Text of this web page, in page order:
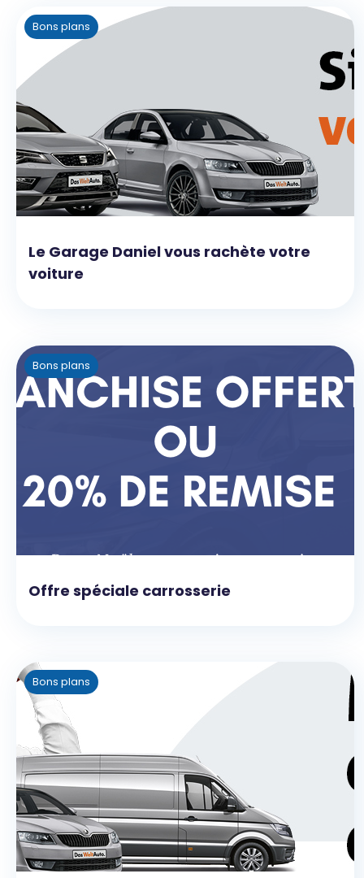
Bons plans
Le Garage Daniel vous rachète votre
voiture
Bons plans
Offre spéciale carrosserie
Bons plans